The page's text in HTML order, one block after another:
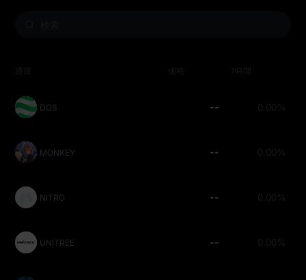
通貨 価格 1時間
DOS -- 0.00%
MONKEY -- 0.00%
NITRO -- 0.00%
UNITREE -- 0.00%